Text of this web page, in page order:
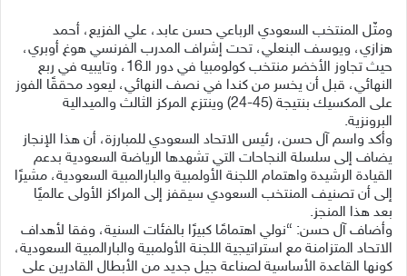
ومثّل المنتخب السعودي الرباعي حسن عابد، علي الفزيع، أحمد
هزازي، ويوسف البنعلي، تحت إشراف المدرب الفرنسي هوغ أوبري،
حيث تجاوز الأخضر منتخب كولومبيا في دور الـ16، وتايبيه في ربع
النهائي، قبل أن يخسر من كندا في نصف النهائي، ليعود محققًا الفوز
على المكسيك بنتيجة (45-24) وينتزع المركز الثالث والميدالية
البرونزية.
وأكد واسم آل حسن، رئيس الاتحاد السعودي للمبارزة، أن هذا الإنجاز
يضاف إلى سلسلة النجاحات التي تشهدها الرياضة السعودية بدعم
القيادة الرشيدة واهتمام اللجنة الأولمبية والبارالمبية السعودية، مشيرًا
إلى أن تصنيف المنتخب السعودي سيقفز إلى المراكز الأولى عالميًا
بعد هذا المنجز.
وأضاف آل حسن: “نولي اهتمامًا كبيرًا بالفئات السنية، وفقا لأهداف
الاتحاد المتزامنة مع استراتيجية اللجنة الأولمبية والبارالمبية السعودية،
كونها القاعدة الأساسية لصناعة جيل جديد من الأبطال القادرين على